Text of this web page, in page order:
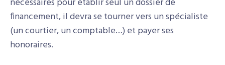
financement, il devra se tourner vers un spécialiste
(un courtier, un comptable…) et payer ses
honoraires.